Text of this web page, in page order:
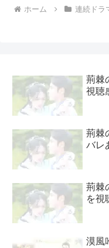
ホーム 連続ドラ
荊棘
視聴
荊棘
バレ
荊棘
を視
漠風